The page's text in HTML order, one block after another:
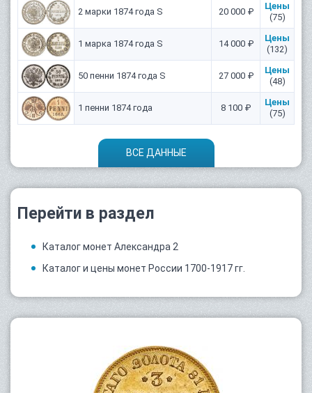
2 марки 1874 года S 20 000 ₽
Цены
(75)
1 марка 1874 года S 14 000 ₽
Цены
(132)
50 пенни 1874 года S 27 000 ₽
Цены
(48)
1 пенни 1874 года 8 100 ₽
Цены
(75)
ВСЕ ДАННЫЕ
Перейти в раздел
Каталог монет Александра 2
Каталог и цены монет России 1700-1917 гг.